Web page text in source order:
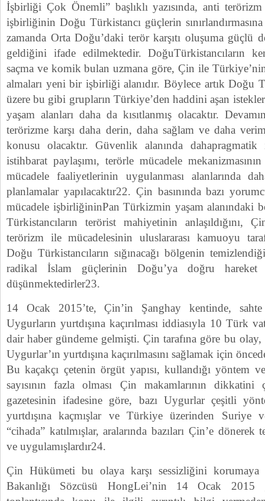
İşbirliği Çok Önemli” başlıklı yazısında, anti
işbirliğinin Doğu Türkistancı güçlerin sınırlandırmasına
zamanda Orta Doğu’daki terör karşıtı oluşuma güçlü
geldiğini ifade edilmektedir. DoğuTürkistancıların
saçma ve komik bulan uzmana göre, Çin ile
almaları yeni bir işbirliği alanıdır. Böylece artık Doğu
üzere bu gibi grupların Türkiye’den haddini aşan
yaşam alanları daha da kısıtlanmış olacaktır.
terörizme karşı daha derin, daha sağlam ve daha
konusu olacaktır. Güvenlik alanında
istihbarat paylaşımı, terörle mücadele
mücadele faaliyetlerinin uygulanması alanlarında
planlamalar yapılacaktır22. Çin basınında bazı
mücadele işbirliğininPan Türkizmin yaşam alanındaki
Türkistancıların terörist mahiyetinin anlaşıldığını,
terörizm ile mücadelesinin uluslararası kamuoyu
Doğu Türkistancıların sığınacağı bölgenin
radikal İslam güçlerinin Doğu’ya doğru hareket
düşünmektedirler23.
14 Ocak 2015’te, Çin’in Şanghay kentinde,
Uygurların yurtdışına kaçırılması iddiasıyla 10 Türk
dair haber gündeme gelmişti. Çin tarafına göre bu olay,
Uygurlar’ın yurtdışına kaçırılmasını sağlamak için
Bu kaçakçı çetenin örgüt yapısı, kullandığı yöntem
sayısının fazla olması Çin makamlarının
gazetesinin ifadesine göre, bazı Uygurlar çeşitli
yurtdışına kaçmışlar ve Türkiye üzerinden Suriye
“cihada” katılmışlar, aralarında bazıları Çin’e
ve uygulamışlardır24.
Çin Hükümeti bu olaya karşı sessizliğini korumaya
Bakanlığı Sözcüsü HongLei’nin 14 Ocak 2015